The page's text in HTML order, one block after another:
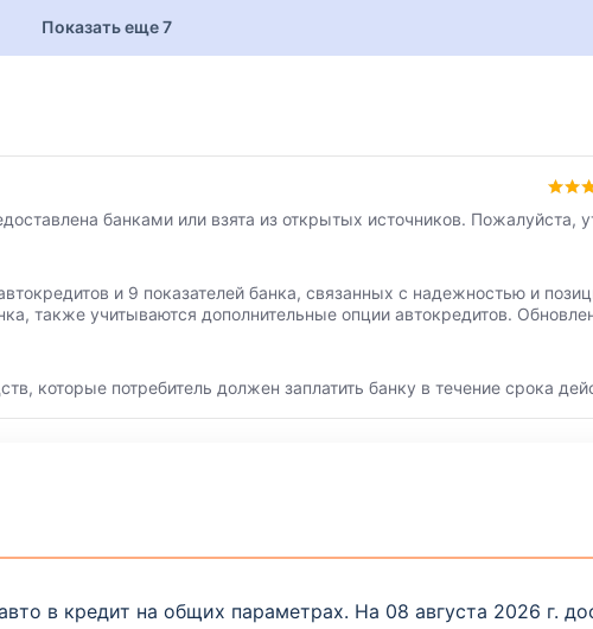
Показать еще 7
банками или взята из открытых источников. Пожалуйста,
и 9 показателей банка, связанных с надежностью и
также учитываются дополнительные опции автокредитов.
которые потребитель должен заплатить банку в течение срока
в кредит на общих параметрах. На 08 августа 2026 г.